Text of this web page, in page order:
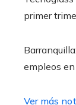
primer
empleos
Ver más